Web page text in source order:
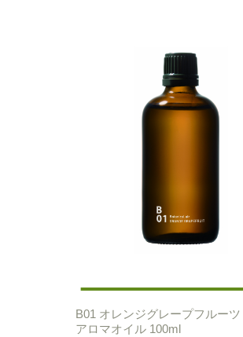
B01 オレンジグレープフルー
アロマオイル 100ml